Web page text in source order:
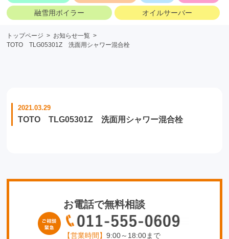
融雪用ボイラー オイルサーバー
トップページ > お知らせ一覧 >
TOTO TLG05301Z 洗面用シャワー混合栓
2021.03.29
TOTO TLG05301Z 洗面用シャワー混合栓
お電話で無料相談
【営業時間】 9:00～18:00まで